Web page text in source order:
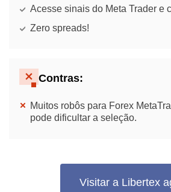
Acesse sinais do Meta Trader e
Zero spreads!
Contras:
Muitos robôs para Forex
pode dificultar a seleção.
Visitar a Libertex